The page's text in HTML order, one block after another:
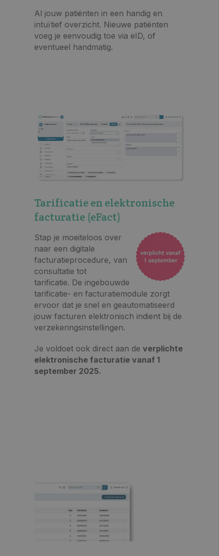
Al jouw patiënten in een handig en
intuïtief overzicht. Nieuwe patiënten
voeg je eenvoudig toe via eID, of
eventueel handmatig.
Tarificatie en elektronische
facturatie (eFact)
Stap je moeiteloos over
naar een digitale
facturatieprocedure, van
consultatie tot
tarificatie. De ingebouwde
tarificatie- en facturatiemodule zorgt
ervoor dat je snel en geautomatiseerd
jouw facturen elektronisch indient bij de
verzekeringsinstellingen.
Je voldoet ook direct aan de verplichte
elektronische facturatie vanaf 1
september 2025.